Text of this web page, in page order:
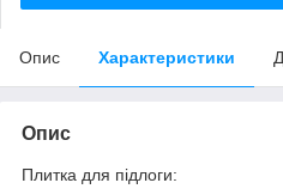
Опис Характеристики
Опис
Плитка для підлоги: